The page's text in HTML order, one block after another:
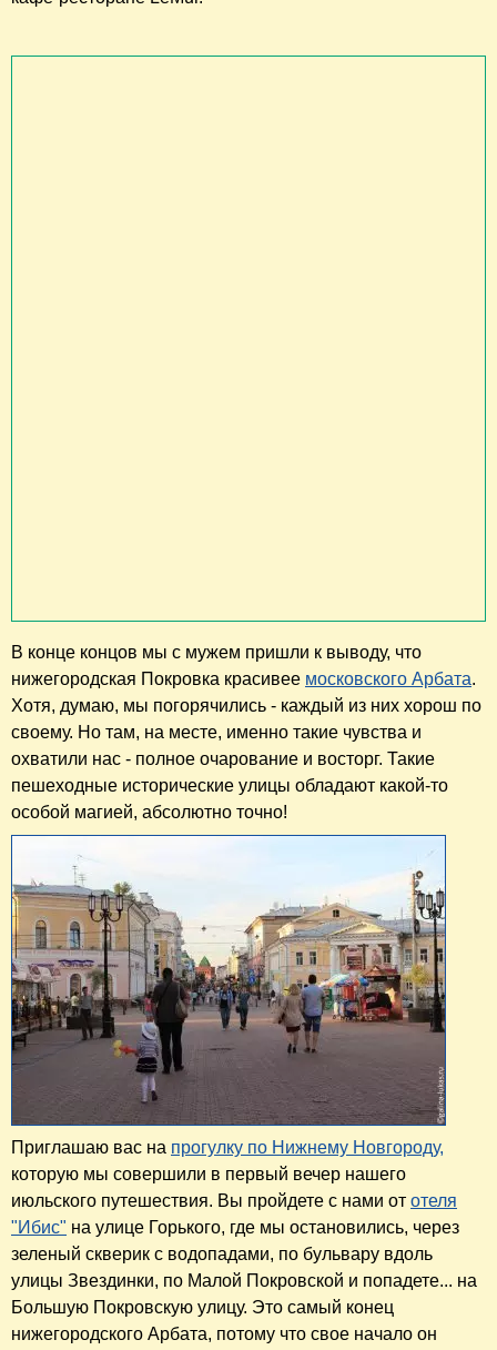
В конце концов мы с мужем пришли к выводу, что
нижегородская Покровка красивее московского Арбата.
Хотя, думаю, мы погорячились - каждый из них хорош по
своему. Но там, на месте, именно такие чувства и
охватили нас - полное очарование и восторг. Такие
пешеходные исторические улицы обладают какой-то
особой магией, абсолютно точно!
Приглашаю вас на прогулку по Нижнему Новгороду,
которую мы совершили в первый вечер нашего
июльского путешествия. Вы пройдете с нами от отеля
"Ибис" на улице Горького, где мы остановились, через
зеленый скверик с водопадами, по бульвару вдоль
улицы Звездинки, по Малой Покровской и попадете... на
Большую Покровскую улицу. Это самый конец
нижегородского Арбата, потому что свое начало он